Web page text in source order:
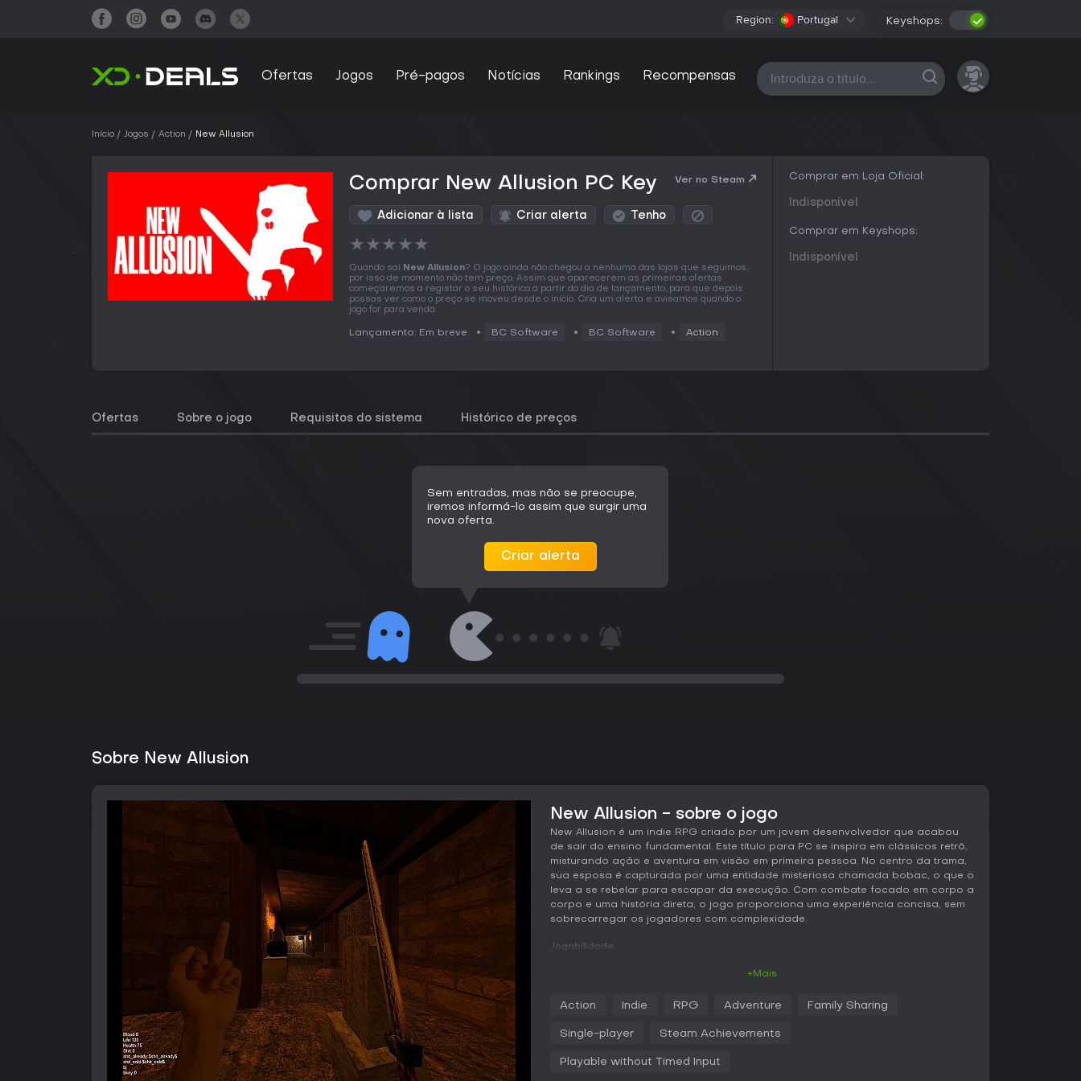
Region: Portugal Keyshops:
Ofertas Jogos Pré-pagos Notícias Rankings Recompensas Todas as plataformas
Início Jogos Action New Allusion
Comprar New Allusion PC Key Ver no Steam
Adicionar à lista Criar alerta Tenho
★★★★★
Quando sai New Allusion? O jogo ainda não chegou a nenhuma das lojas que seguimos,
por isso de momento não tem preço. Assim que aparecerem as primeiras ofertas
começaremos a registar o seu histórico a partir do dia de lançamento, para que depois
possas ver como o preço se moveu desde o início. Cria um alerta e avisamos quando o
jogo for para venda.
Lançamento: Em breve BC Software BC Software Action
Comprar em Loja Oficial:
Indisponível
Comprar em Keyshops:
Indisponível
Ofertas Sobre o jogo Requisitos do sistema Histórico de preços
Sem entradas, mas não se preocupe,
iremos informá-lo assim que surgir uma
nova oferta.
Criar alerta
Sobre New Allusion
New Allusion - sobre o jogo
New Allusion é um indie RPG criado por um jovem desenvolvedor que acabou
de sair do ensino fundamental. Este título para PC se inspira em clássicos retrô,
misturando ação e aventura em visão em primeira pessoa. No centro da trama,
sua esposa é capturada por uma entidade misteriosa chamada bobac, o que o
leva a se rebelar para escapar da execução. Com combate focado em corpo a
corpo e uma história direta, o jogo proporciona uma experiência concisa, sem
sobrecarregar os jogadores com complexidade.
Jogabilidade
sistemas elaborados. Os mecanismos são simples, centrados na rebelião contra
perfeito para jogatinas rápidas.
O combate é direto, baseado em ataques básicos e movimentos, fiel ao espírito
+Mais
Action Indie RPG Adventure Family Sharing
Single-player Steam Achievements
Playable without Timed Input